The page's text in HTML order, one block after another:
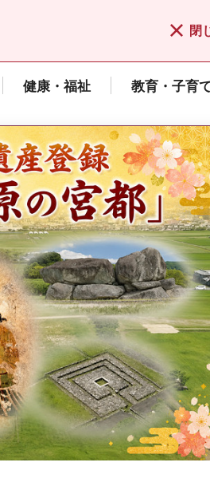
閉
健康・福祉 教育・子育
県広報誌「県民だ
2026年8月号
奈良県